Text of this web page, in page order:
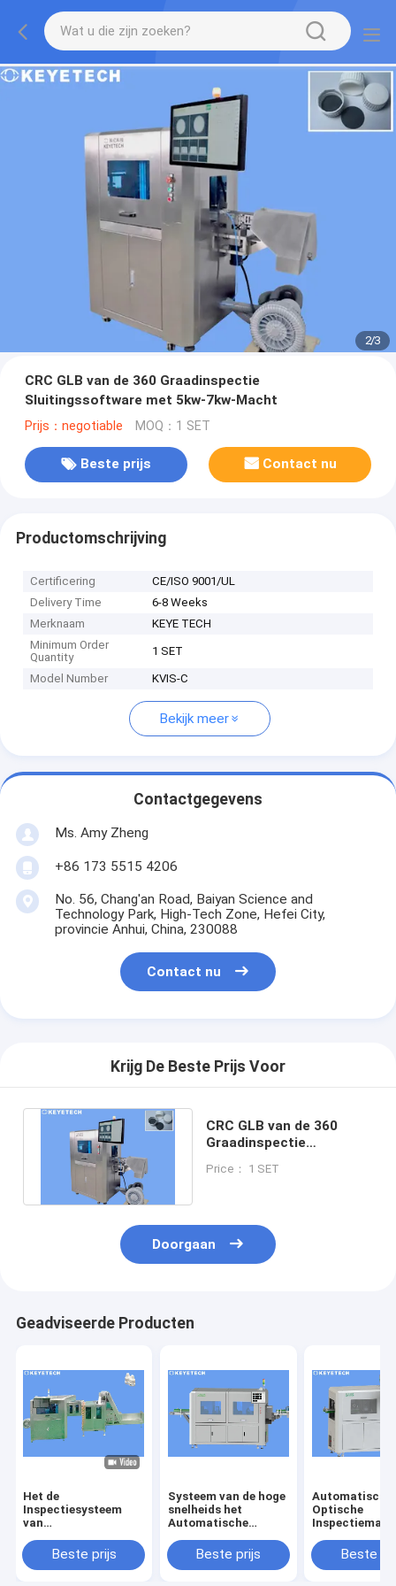
2/3
CRC GLB van de 360 Graadinspectie
Sluitingssoftware met 5kw-7kw-Macht
Prijs：negotiable MOQ：1 SET
Beste prijs Contact nu
Productomschrijving
Certificering
CE/ISO 9001/UL
Delivery Time
6-8 Weeks
Merknaam
KEYE TECH
Minimum Order
Quantity
1 SET
Model Number KVIS-C
Bekijk meer
Contactgegevens
Ms. Amy Zheng
+86 173 5515 4206
No. 56, Chang'an Road, Baiyan Science and
Technology Park, High-Tech Zone, Hefei City,
provincie Anhui, China, 230088
Contact nu
Krijg De Beste Prijs Voor
CRC GLB van de 360
Graadinspectie
5kw-7kw-Macht
Price： 1 SET
Doorgaan
Geadviseerde Producten
Het de
Inspectiesysteem
van
loopt Detector voor
Plastic Verpakking
Beste prijs
Systeem van de hoge
snelheids het
Automatische
voor
Beeldkwaliteitscontrole
Beste prijs
Automatische
Optische
de
Beste